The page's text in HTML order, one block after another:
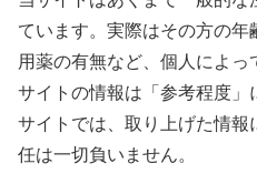
ています。実際はその方の
用薬の有無など、個人によ
サイトの情報は「参考程度」
サイトでは、取り上げた情
任は一切負いません。